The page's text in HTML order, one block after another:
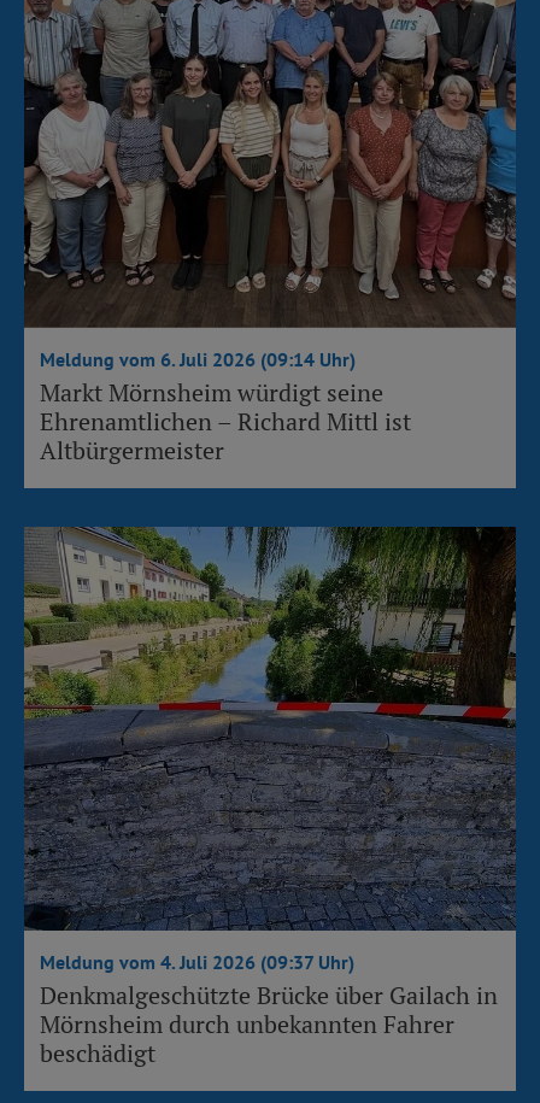
Meldung vom 6. Juli 2026 (09:14 Uhr)
Markt Mörnsheim würdigt seine
Ehrenamtlichen – Richard Mittl ist
Altbürgermeister
Meldung vom 4. Juli 2026 (09:37 Uhr)
Denkmalgeschützte Brücke über Gailach in
Mörnsheim durch unbekannten Fahrer
beschädigt